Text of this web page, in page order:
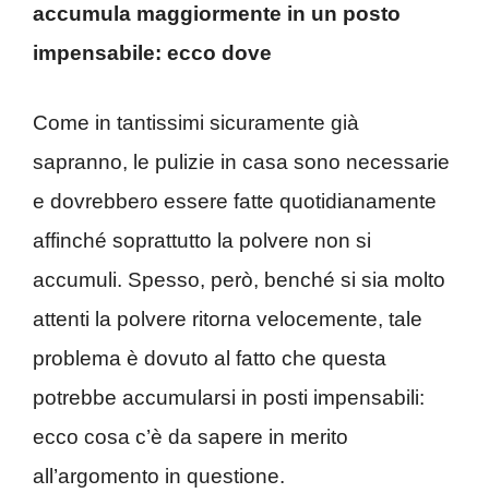
accumula maggiormente in un posto
impensabile: ecco dove
Come in tantissimi sicuramente già
sapranno, le pulizie in casa sono necessarie
e dovrebbero essere fatte quotidianamente
affinché soprattutto la polvere non si
accumuli. Spesso, però, benché si sia molto
attenti la polvere ritorna velocemente, tale
problema è dovuto al fatto che questa
potrebbe accumularsi in posti impensabili:
ecco cosa c’è da sapere in merito
all’argomento in questione.